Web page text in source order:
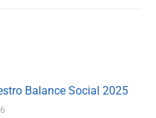
Balance Social 2025